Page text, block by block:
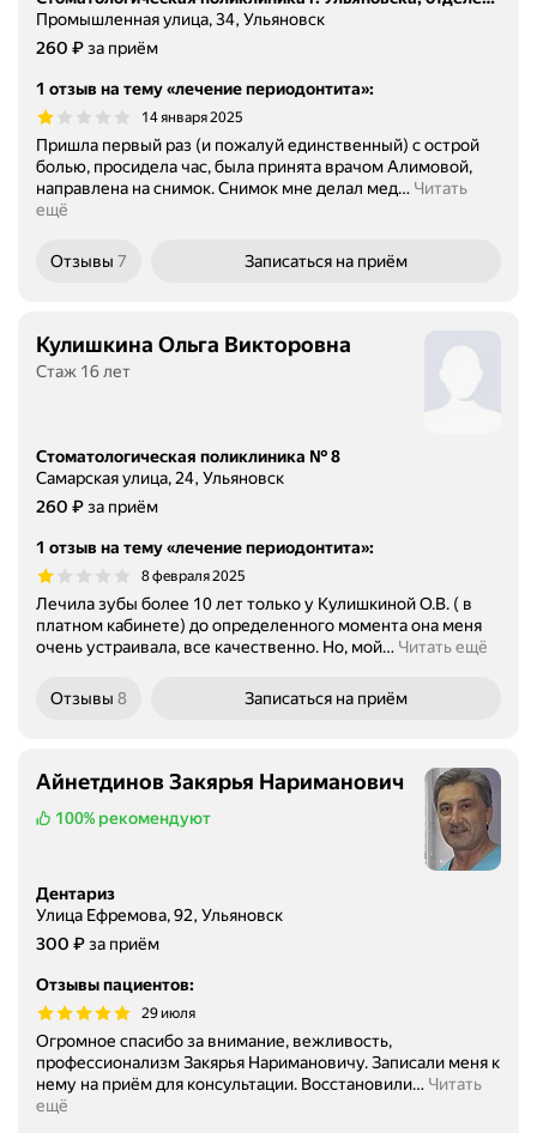
Промышленная улица, 34, Ульяновск
Цена
260 ₽за приём
1 отзыв на тему «лечение периодонтита»:
14 января 2025
Пришла первый раз (и пожалуй единственный) с острой
болью, просидела час, была принята врачом Алимовой,
направлена на снимок. Снимок мне делал мед… Читать
ещё
Отзывы 7 Записаться на приём
Кулишкина Ольга Викторовна
Стаж 16 лет
Стоматологическая поликлиника № 8
Самарская улица, 24, Ульяновск
Цена
260 ₽за приём
1 отзыв на тему «лечение периодонтита»:
8 февраля 2025
Лечила зубы более 10 лет только у Кулишкиной О.В. ( в
платном кабинете) до определенного момента она меня
очень устраивала, все качественно. Но, мой… Читать ещё
Отзывы 8 Записаться на приём
Айнетдинов Закярья Нариманович
100% рекомендуют
Дентариз
Улица Ефремова, 92, Ульяновск
Цена
300 ₽за приём
Отзывы пациентов:
29 июля
Огромное спасибо за внимание, вежливость,
профессионализм Закярья Наримановичу. Записали меня к
нему на приём для консультации. Восстановили… Читать
ещё